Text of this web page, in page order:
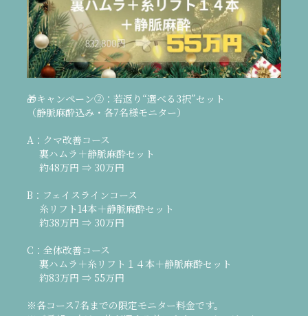
🎁キャンペーン②：若返り“選べる3択”セット
（静脈麻酔込み・各7名様モニター）
A：クマ改善コース
裏ハムラ＋静脈麻酔セット
約48万円 ⇒ 30万円
B：フェイスラインコース
糸リフト14本＋静脈麻酔セット
約38万円 ⇒ 30万円
C：全体改善コース
裏ハムラ＋糸リフト１４本＋静脈麻酔セット
約83万円 ⇒ 55万円
※各コース7名までの限定モニター料金です。